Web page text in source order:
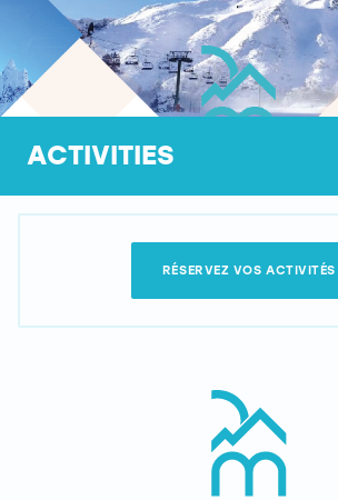
ACTIVITIES
RÉSERVEZ VOS ACTIVITÉS